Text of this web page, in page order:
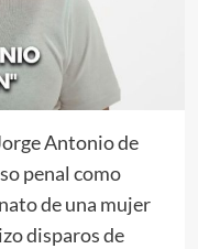
Antonio de
penal como
de una mujer
disparos de